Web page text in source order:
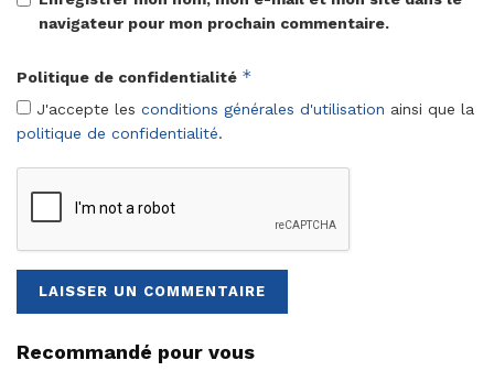
navigateur pour mon prochain commentaire.
Politique de confidentialité *
J'accepte les conditions générales d'utilisation ainsi que la
politique de confidentialité.
Recommandé pour vous